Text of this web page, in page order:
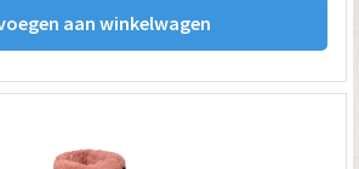
aan winkelwagen